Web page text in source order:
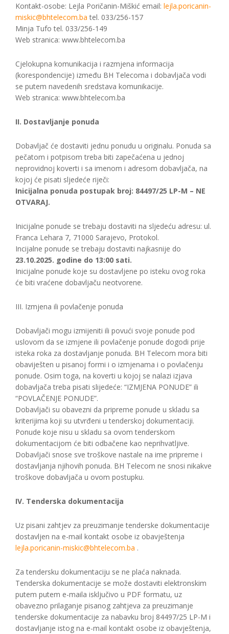
Kontakt-osobe: Lejla Poričanin-Miškić email: lejla.poricanin-
miskic@bhtelecom.ba tel. 033/256-157
Minja Tufo tel. 033/256-149
Web stranica: www.bhtelecom.ba
Cjelokupna komunikacija i razmjena informacija
(korespondencije) između BH Telecoma i dobavljača vodi
se putem navedenih sredstava komunikacije.
Web stranica: www.bhtelecom.ba
II. Dostavljanje ponuda
Dobavljač će dostaviti jednu ponudu u originalu. Ponuda sa
pečatom i potpisom treba biti zapečaćena u jednoj
neprovidnoj koverti i sa imenom i adresom dobavljača, na
kojoj će pisati sljedeće riječi:
Inicijalna ponuda postupak broj: 84497/25 LP-M – NE
OTVARAJ.
Inicijalne ponude se trebaju dostaviti na sljedeću adresu: ul.
Franca Lehara 7, 71000 Sarajevo, Protokol.
Incijalne ponude se trebaju dostaviti najkasnije do
23.10.2025. godine do 13:00 sati.
Inicijalne ponude koje su dostavljene po isteku ovog roka
će biti vraćene dobavljaču neotvorene.
III. Izmjena ili povlačenje ponuda
Dobavljači mogu izmijeniti ili povući svoje ponude pod
uslovom da se izmjene ili povlačenje ponude dogodi prije
isteka roka za dostavljanje ponuda. BH Telecom mora biti
obaviješten u pisanoj formi i o izmjenama i o povlačenju
ponude. Osim toga, na koverti u kojoj se nalazi izjava
dobavljača treba pisati slijedeće: “IZMJENA PONUDE” ili
“POVLAČENJE PONUDE”.
Dobavljači su obavezni da pripreme ponude u skladu sa
kriterijima koji su utvrđeni u tenderskoj dokumentaciji.
Ponude koje nisu u skladu sa ovom tenderskom
dokumentacijom će biti odbačene kao neprihvatljive.
Dobavljači snose sve troškove nastale na ime pripreme i
dostavljanja njihovih ponuda. BH Telecom ne snosi nikakve
troškove dobavljača u ovom postupku.
IV. Tenderska dokumentacija
Uz pisani zahtjev za preuzimanje tenderske dokumentacije
dostavljen na e-mail kontakt osobe iz obavještenja
lejla.poricanin-miskic@bhtelecom.ba .
Za tendersku dokumentaciju se ne plaća naknada.
Tenderska dokumentacije se može dostaviti elektronskim
putem putem e-maila isključivo u PDF formatu, uz
obavezno prilaganje pisanog zahtjeva za preuzimanje
tenderske dokumentacije za nabavku broj 84497/25 LP-M i
dostavljanje istog na e-mail kontakt osobe iz obavještenja,